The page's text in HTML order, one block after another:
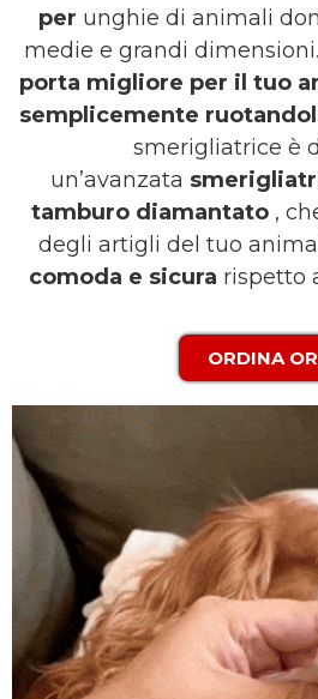
per unghie di animali
medie e grandi dimensioni.
porta migliore per il tuo
semplicemente
smerigliatrice è
un’avanzata
tamburo diamantato,
degli artigli del tuo
comoda e sicura rispetto
ORDINA